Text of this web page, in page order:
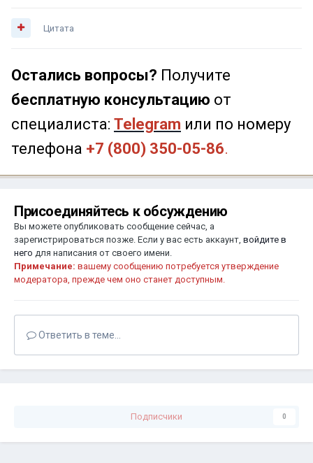
Цитата
Остались вопросы? Получите
бесплатную консультацию от
специалиста: Telegram или по номеру
телефона +7 (800) 350-05-86.
Присоединяйтесь к обсуждению
Вы можете опубликовать сообщение сейчас, а
зарегистрироваться позже. Если у вас есть аккаунт, войдите в
него для написания от своего имени.
Примечание: вашему сообщению потребуется утверждение
модератора, прежде чем оно станет доступным.
Ответить в теме...
Подписчики 0